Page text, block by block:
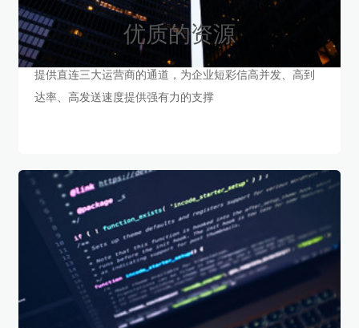
优质的资源
提供直连三大运营商的通道，为企业短彩信高并发、高到
达率、高发送速度提供强有力的支撑